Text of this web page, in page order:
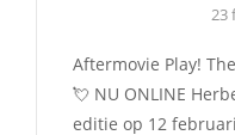
23
Aftermovie Play!
💘 NU ONLINE
editie op 12